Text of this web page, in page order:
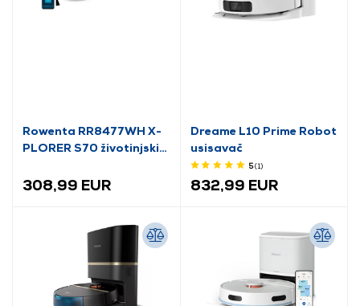
Rowenta RR8477WH X-
PLORER S70 životinjski
usisivač
308,99 EUR
Dreame L10 Prime Robot
usisavač
5(1)
832,99 EUR